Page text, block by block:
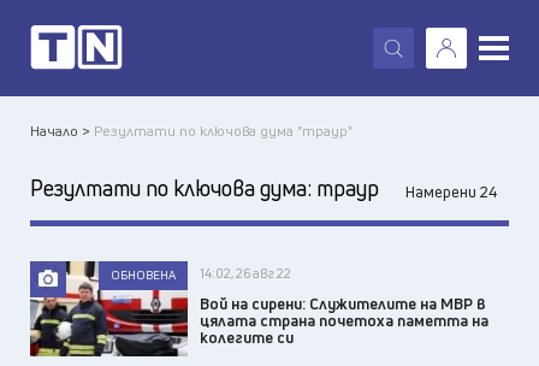
X
Начало > Резултати по ключова дума "траур"
Резултати по ключова дума: траур Намерени 24
ОБНОВЕНА 14:02, 26 авг 22
Вой на сирени: Служителите на МВР в
цялата страна почетоха паметта на
колегите си